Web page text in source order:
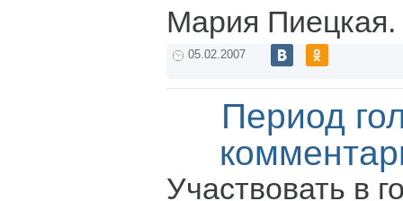
Мария Пиецкая.
05.02.2007
Период
Участвовать в